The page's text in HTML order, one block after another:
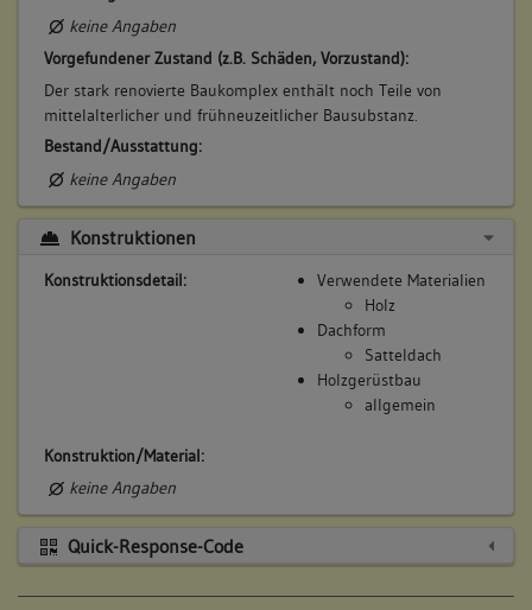
keine Angaben
Vorgefundener Zustand (z.B. Schäden, Vorzustand):
Der stark renovierte Baukomplex enthält noch Teile von
mittelalterlicher und frühneuzeitlicher Bausubstanz.
Bestand/Ausstattung:
keine Angaben
Konstruktionen
Konstruktionsdetail:
Verwendete Materialien
Holz
Dachform
Satteldach
Holzgerüstbau
allgemein
Konstruktion/Material:
keine Angaben
Quick-Response-Code